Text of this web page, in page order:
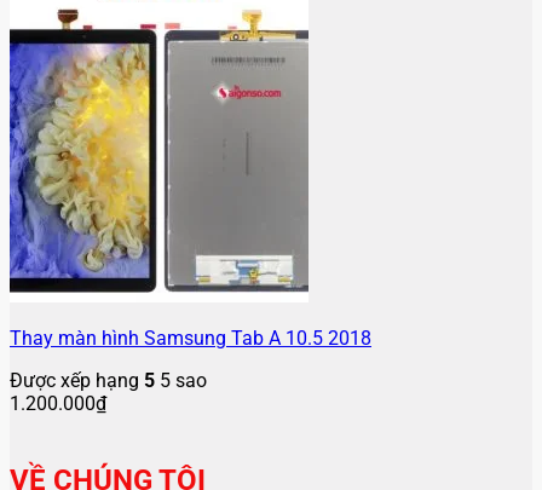
Thay màn hình Samsung Tab A 10.5 2018
Được xếp hạng 5 5 sao
1.200.000₫
VỀ CHÚNG TÔI